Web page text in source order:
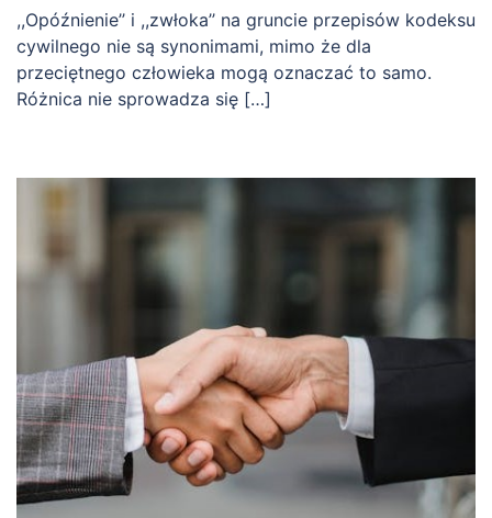
,,Opóźnienie’’ i ,,zwłoka’’ na gruncie przepisów kodeksu
cywilnego nie są synonimami, mimo że dla
przeciętnego człowieka mogą oznaczać to samo.
Różnica nie sprowadza się […]